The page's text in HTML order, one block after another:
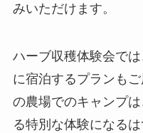
みいただけます。
ハーブ収穫体験会で
に宿泊するプランも
の農場でのキャンプ
る特別な体験になるは